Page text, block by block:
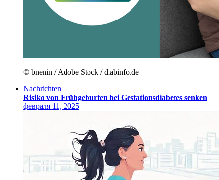
© bnenin / Adobe Stock / diabinfo.de
Nachrichten
Risiko von Frühgeburten bei Gestationsdiabetes senken
февраля 11, 2025